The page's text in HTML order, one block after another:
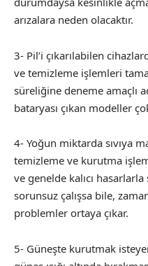
arızalara neden olacaktır.
3- Pil’i çıkarılabilen
ve temizleme işlemleri
süreliğine deneme amaçlı
bataryası çıkan modeller
4- Yoğun miktarda sıvıya
temizleme ve kurutma
ve genelde kalıcı
sorunsuz çalışsa bile,
problemler ortaya çıkar.
5- Güneşte kurutmak